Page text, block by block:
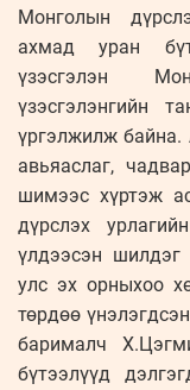
Монголын
ахмад уран
үзэсгэлэн
үзэсгэлэнгийн
үргэлжилж байна.
авьяаслаг,
шимээс хүртэж
дүрслэх
үлдээсэн шилдэг
улс эх орныхоо
төрдөө
барималч
бүтээлүүд